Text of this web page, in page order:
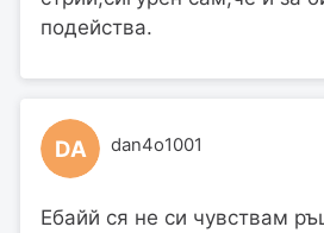
подейства.
DA dan4o1001
Ебайй ся не си чувствам